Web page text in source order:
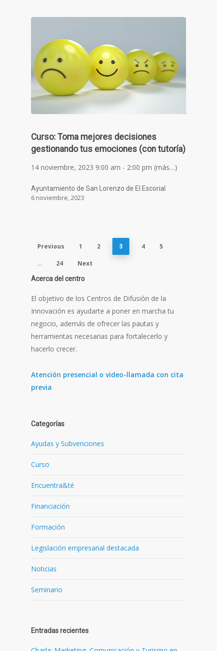
Curso: Toma mejores decisiones
gestionando tus emociones (con tutoría)
14 noviembre, 2023 9:00 am - 2:00 pm (más…)
Ayuntamiento de San Lorenzo de El Escorial
6 noviembre, 2023
Previous 1 2 3 4 5
… 24 Next
Acerca del centro
El objetivo de los Centros de Difusión de la
Innovación es ayudarte a poner en marcha tu
negocio, además de ofrecer las pautas y
herramientas necesarias para fortalecerlo y
hacerlo crecer.
Atención presencial o video-llamada con cita
previa
Categorías
Ayudas y Subvenciones
Curso
Encuentra&té
Financiación
Formación
Legislación empresarial destacada
Noticias
Seminario
Entradas recientes